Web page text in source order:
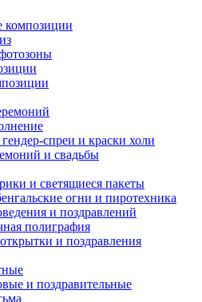
композиции
спреи и краски холи
и свадьбы
и светящиеся пакеты
огни и пиротехника
и поздравлений
полиграфия
и поздравления
и поздравительные